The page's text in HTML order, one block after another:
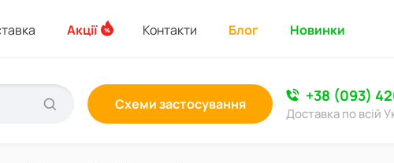
Акції Контакти Блог Новинки
Схеми застосування +38 (093)
Доставка по всій